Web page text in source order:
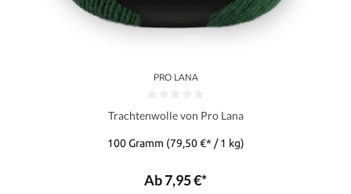
PRO LANA
Trachtenwolle von Pro Lana
100 Gramm (79,50 €* / 1 kg)
Ab 7,95 €*